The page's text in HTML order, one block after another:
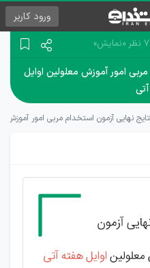
ورود کاربر
«نمایش»
امور آموزش معلولین اوایل
نهایی آزمون استخدام مربی امور آموزش